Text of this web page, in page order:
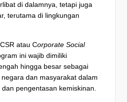
di dalamnya, tetapi juga
terutama di lingkungan
atau Corporate Social
ini wajib dimiliki
hingga besar sebagai
dan masyarakat dalam
pengentasan kemiskinan.